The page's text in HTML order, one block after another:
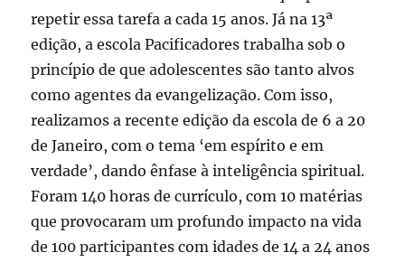
repetir essa tarefa a cada 15 anos. Já na 13ª
edição, a escola Pacificadores trabalha sob o
princípio de que adolescentes são tanto alvos
como agentes da evangelização. Com isso,
realizamos a recente edição da escola de 6 a 20
de Janeiro, com o tema ‘em espírito e em
verdade’, dando ênfase à inteligência spiritual.
Foram 140 horas de currículo, com 10 matérias
que provocaram um profundo impacto na vida
de 100 participantes com idades de 14 a 24 anos